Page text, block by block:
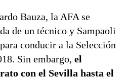
Bauza, la AFA se
de un técnico y Sampaoli
conducir a la Selección
Sin embargo, el
con el Sevilla hasta el